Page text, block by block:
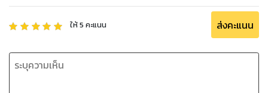
ให้5 คะแนน ส่งคะแนน